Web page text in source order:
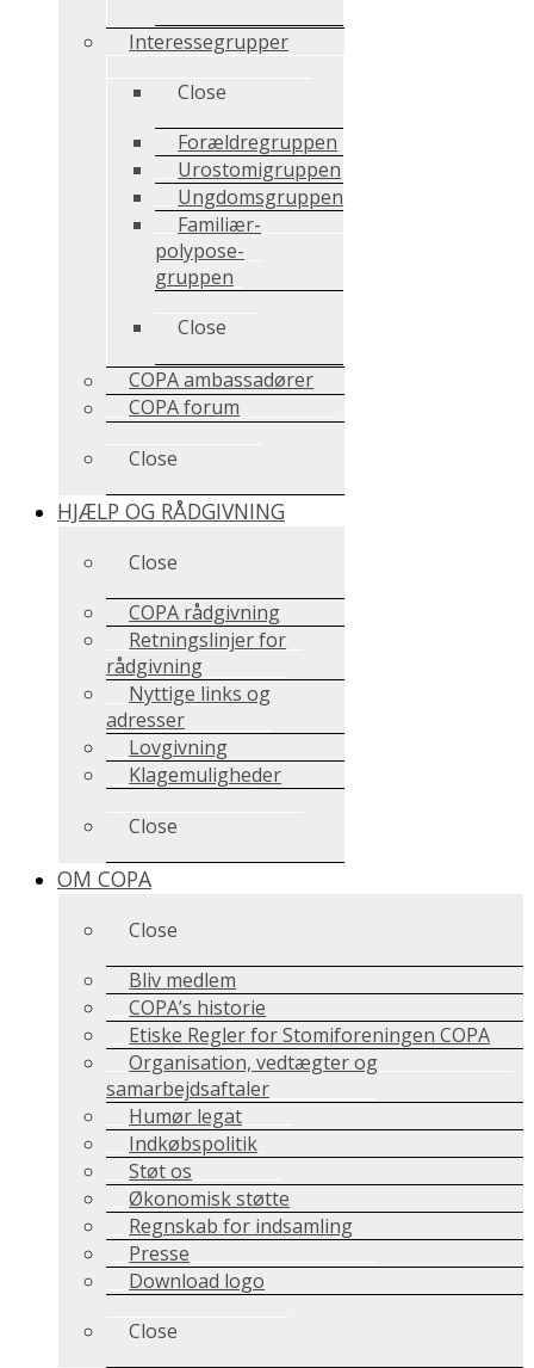
Interessegrupper
Close
Forældregruppen
Urostomigruppen
Ungdomsgruppen
Familiær-
polypose-
gruppen
Close
COPA ambassadører
COPA forum
Close
HJÆLP OG RÅDGIVNING
Close
COPA rådgivning
Retningslinjer for
rådgivning
Nyttige links og
adresser
Lovgivning
Klagemuligheder
Close
OM COPA
Close
Bliv medlem
COPA’s historie
Etiske Regler for Stomiforeningen COPA
Organisation, vedtægter og
samarbejdsaftaler
Humør legat
Indkøbspolitik
Støt os
Økonomisk støtte
Regnskab for indsamling
Presse
Download logo
Close